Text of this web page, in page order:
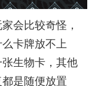
会比较奇怪，
卡牌放不上
生物卡，其他
是随便放置